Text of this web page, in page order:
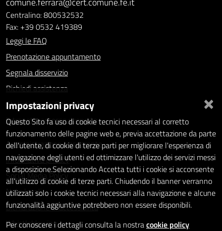
Centralino: 800532532
Fax: +39 0532 419389
Leggi le FAQ
Prenotazione appuntamento
Segnala disservizio
Richiedi assistenza
Statistiche dei Siti web
Intranet - accesso riservato
Amministrazione trasparente
Informativa privacy
Social Media Policy
Note legali
Dichiarazione di accessibilità
Whistleblowing
×
Impostazioni privacy
Questo Sito fa uso di cookie tecnici necessari al corretto
funzionamento delle pagine web e, previa accettazione da parte
dell'utente, di cookie di terze parti per migliorare l'esperienza di
navigazione degli utenti ed ottimizzare l'utilizzo dei servizi messi
a disposizione.Selezionando Accetta tutti i cookie si acconsente
all'utilizzo di cookie di terze parti. Chiudendo il banner verranno
utilizzati solo i cookie tecnici necessari alla navigazione e alcune
funzionalità aggiuntive potrebbero non essere disponibili.
Per conoscere i dettagli consulta la nostracookie policy